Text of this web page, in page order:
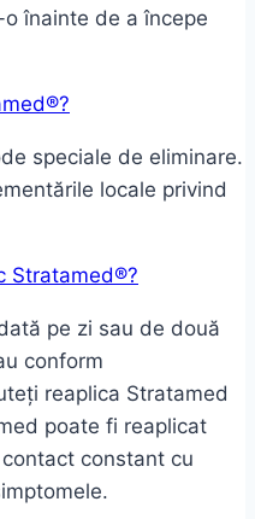
înainte de a începe
speciale de eliminare.
locale privind
Stratamed®?
pe zi sau de două
conform
reaplica Stratamed
poate fi reaplicat
constant cu